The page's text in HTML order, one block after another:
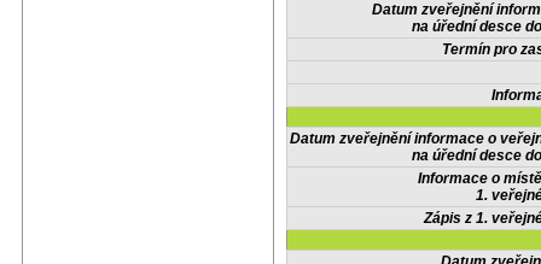
Datum zveřejnění
na úřední desce
Termín pro
Datum zveřejnění informace o
na úřední desce
Informace o
1.
Zápis z 1.